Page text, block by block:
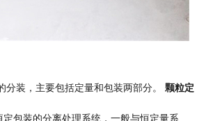
分装，主要包括定量和包装两部分。 颗粒定
定包装的分离处理系统，一般与恒定量系